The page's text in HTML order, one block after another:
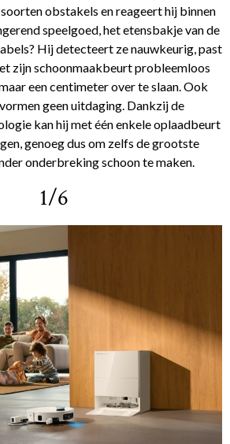
obstakels en reageert hij binnen
speelgoed, het etensbakje van de
Hij detecteert ze nauwkeurig, past
zijn schoonmaakbeurt probleemloos
een centimeter over te slaan. Ook
geen uitdaging. Dankzij de
kan hij met één enkele oplaadbeurt
genoeg dus om zelfs de grootste
onderbreking schoon te maken.
1/6